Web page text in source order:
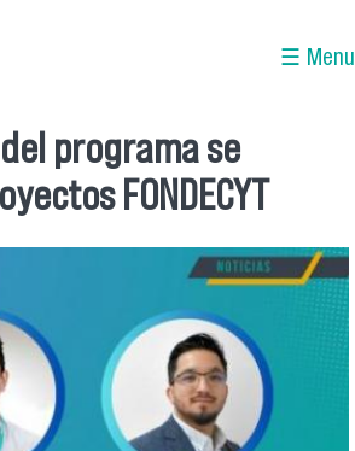
☰ Menu
usted aquí
programa se
FONDECYT